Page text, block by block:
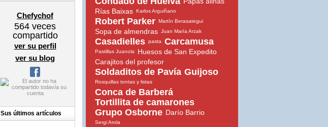
Chefychof
564 veces
compartido
ver su perfil
ver su blog
Sus últimos artículos
Rías Baixas Karlos Arguiñano
Robert Parker Martín Berasategui
Sopa de almendras Juan María Arzak
Casadielles pasta Carcamusa
Pastillas Juanola
Huesos de San Expedito
Carajitos del profesor
Soldaditos de Pavía Guijoso
Rosquillas tontas y listas
Conca de Barberá
Tortillita de camarones
Grupo Osborne Darío Barrio
Sergi Arola